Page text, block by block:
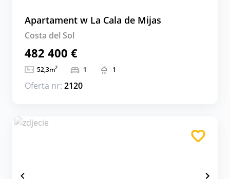
Apartament w La Cala de Mijas
Costa del Sol
482 400 €
52,3m2 1 1
Oferta nr: 2120